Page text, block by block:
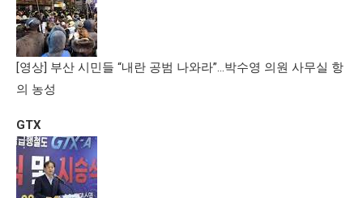
[영상] 부산 시민들 “내란 공범 나와라”…박수영 의원 사무실 항
의 농성
GTX